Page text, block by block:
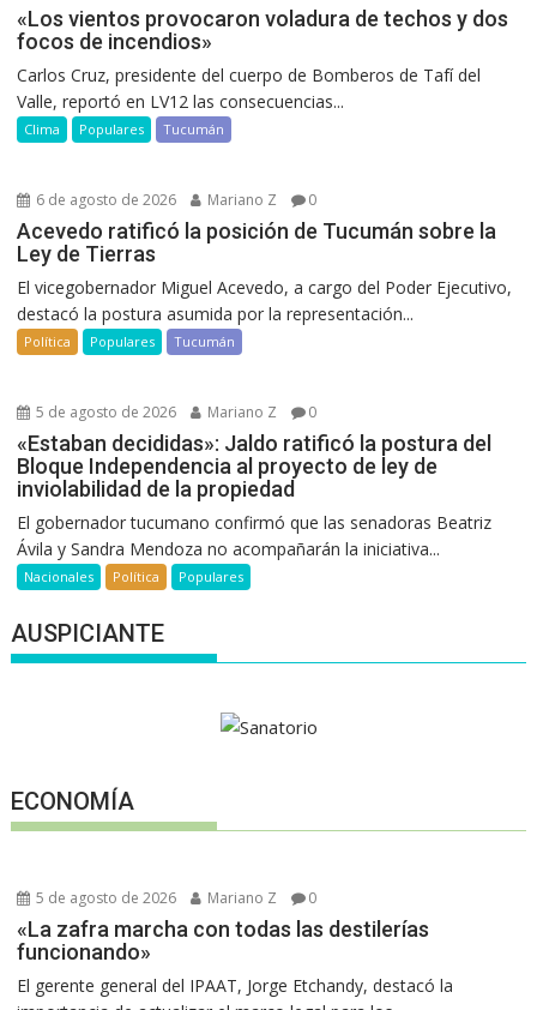
«Los vientos provocaron voladura de techos y dos
focos de incendios»
Carlos Cruz, presidente del cuerpo de Bomberos de Tafí del
Valle, reportó en LV12 las consecuencias...
Clima Populares Tucumán
6 de agosto de 2026 Mariano Z 0
Acevedo ratificó la posición de Tucumán sobre la
Ley de Tierras
El vicegobernador Miguel Acevedo, a cargo del Poder Ejecutivo,
destacó la postura asumida por la representación...
Política Populares Tucumán
5 de agosto de 2026 Mariano Z 0
«Estaban decididas»: Jaldo ratificó la postura del
Bloque Independencia al proyecto de ley de
inviolabilidad de la propiedad
El gobernador tucumano confirmó que las senadoras Beatriz
Ávila y Sandra Mendoza no acompañarán la iniciativa...
Nacionales Política Populares
AUSPICIANTE
ECONOMÍA
5 de agosto de 2026 Mariano Z 0
«La zafra marcha con todas las destilerías
funcionando»
El gerente general del IPAAT, Jorge Etchandy, destacó la